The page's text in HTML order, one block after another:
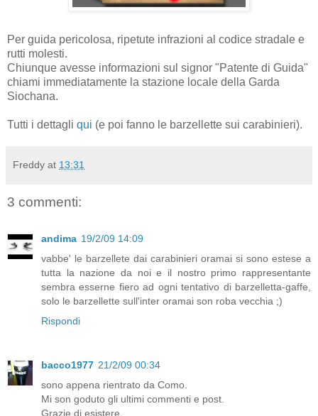
Per guida pericolosa, ripetute infrazioni al codice stradale e
rutti molesti.
Chiunque avesse informazioni sul signor "Patente di Guida"
chiami immediatamente la stazione locale della Garda
Siochana.
Tutti i dettagli qui (e poi fanno le barzellette sui carabinieri).
Freddy at 13:31
3 commenti:
andima 19/2/09 14:09
vabbe' le barzellete dai carabinieri oramai si sono estese a
tutta la nazione da noi e il nostro primo rappresentante
sembra esserne fiero ad ogni tentativo di barzelletta-gaffe,
solo le barzellette sull'inter oramai son roba vecchia ;)
Rispondi
bacco1977 21/2/09 00:34
sono appena rientrato da Como.
Mi son goduto gli ultimi commenti e post.
Grazie di esistere.